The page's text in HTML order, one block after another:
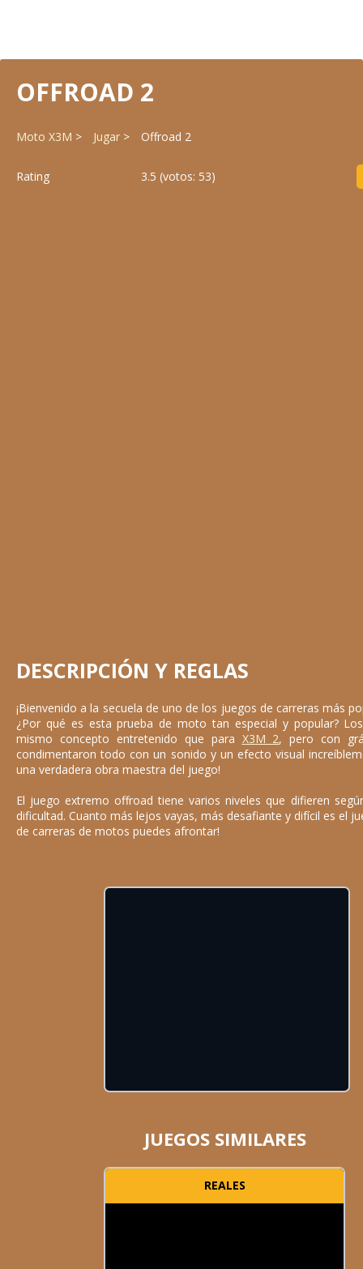
OFFROAD 2
Moto X3M Jugar Offroad 2
Rating 3.5 (votos: 53)
DESCRIPCIÓN Y REGLAS
¡Bienvenido a la secuela de uno de los juegos de carreras más
¿Por qué es esta prueba de moto tan especial y popular?
mismo concepto entretenido que para X3M 2, pero con
condimentaron todo con un sonido y un efecto visual
una verdadera obra maestra del juego!
El juego extremo offroad tiene varios niveles que difieren
dificultad. Cuanto más lejos vayas, más desafiante y difícil es el
de carreras de motos puedes afrontar!
JUEGOS SIMILARES
REALES